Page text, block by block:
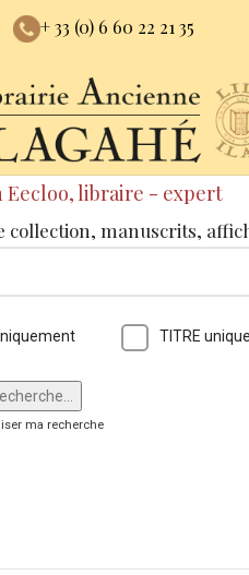
+ 33 (0) 6 60 22 21 35
Eecloo, libraire - expert
manuscrits,
TITRE
ma recherche